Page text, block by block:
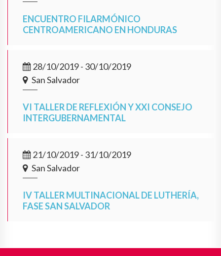
ENCUENTRO FILARMÓNICO
CENTROAMERICANO EN HONDURAS
28/10/2019 - 30/10/2019
San Salvador
VI TALLER DE REFLEXIÓN Y XXI CONSEJO
INTERGUBERNAMENTAL
21/10/2019 - 31/10/2019
San Salvador
IV TALLER MULTINACIONAL DE LUTHERÍA,
FASE SAN SALVADOR